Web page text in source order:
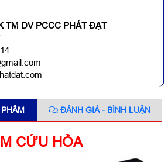
TM DV PCCC PHÁT ĐẠT
ĐÁNH GIÁ - BÌNH LUẬN
CỨU HỎA